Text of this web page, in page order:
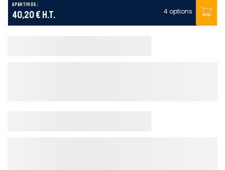
A partir de :
40,20 € H.T. 4 options